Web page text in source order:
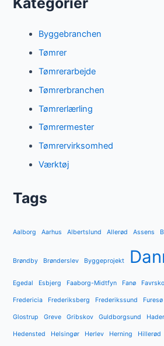
Byggebranchen
Tømrer
Tømrerarbejde
Tømrerbranchen
Tømrerlærling
Tømrermester
Tømrervirksomhed
Værktøj
Tags
Aalborg Aarhus Albertslund Allerød Assens
Brøndby Brønderslev Byggeprojekt
Egedal Esbjerg Faaborg-Midtfyn Fanø
Fredericia Frederiksberg Frederikssund Furesø
Glostrup Greve Gribskov Guldborgsund
Hedensted Helsingør Herlev Herning Hillerød